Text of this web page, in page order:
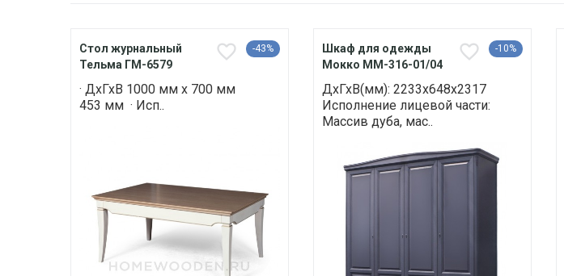
Стол журнальный
Тельма ГМ-6579
-43%
· ДхГхВ 1000 мм х 700 мм
453 мм · Исп..
Шкаф для одежды
Мокко ММ-316-01/04
-10%
ДхГхВ(мм): 2233х648х2317
Исполнение лицевой части:
Массив дуба, мас..